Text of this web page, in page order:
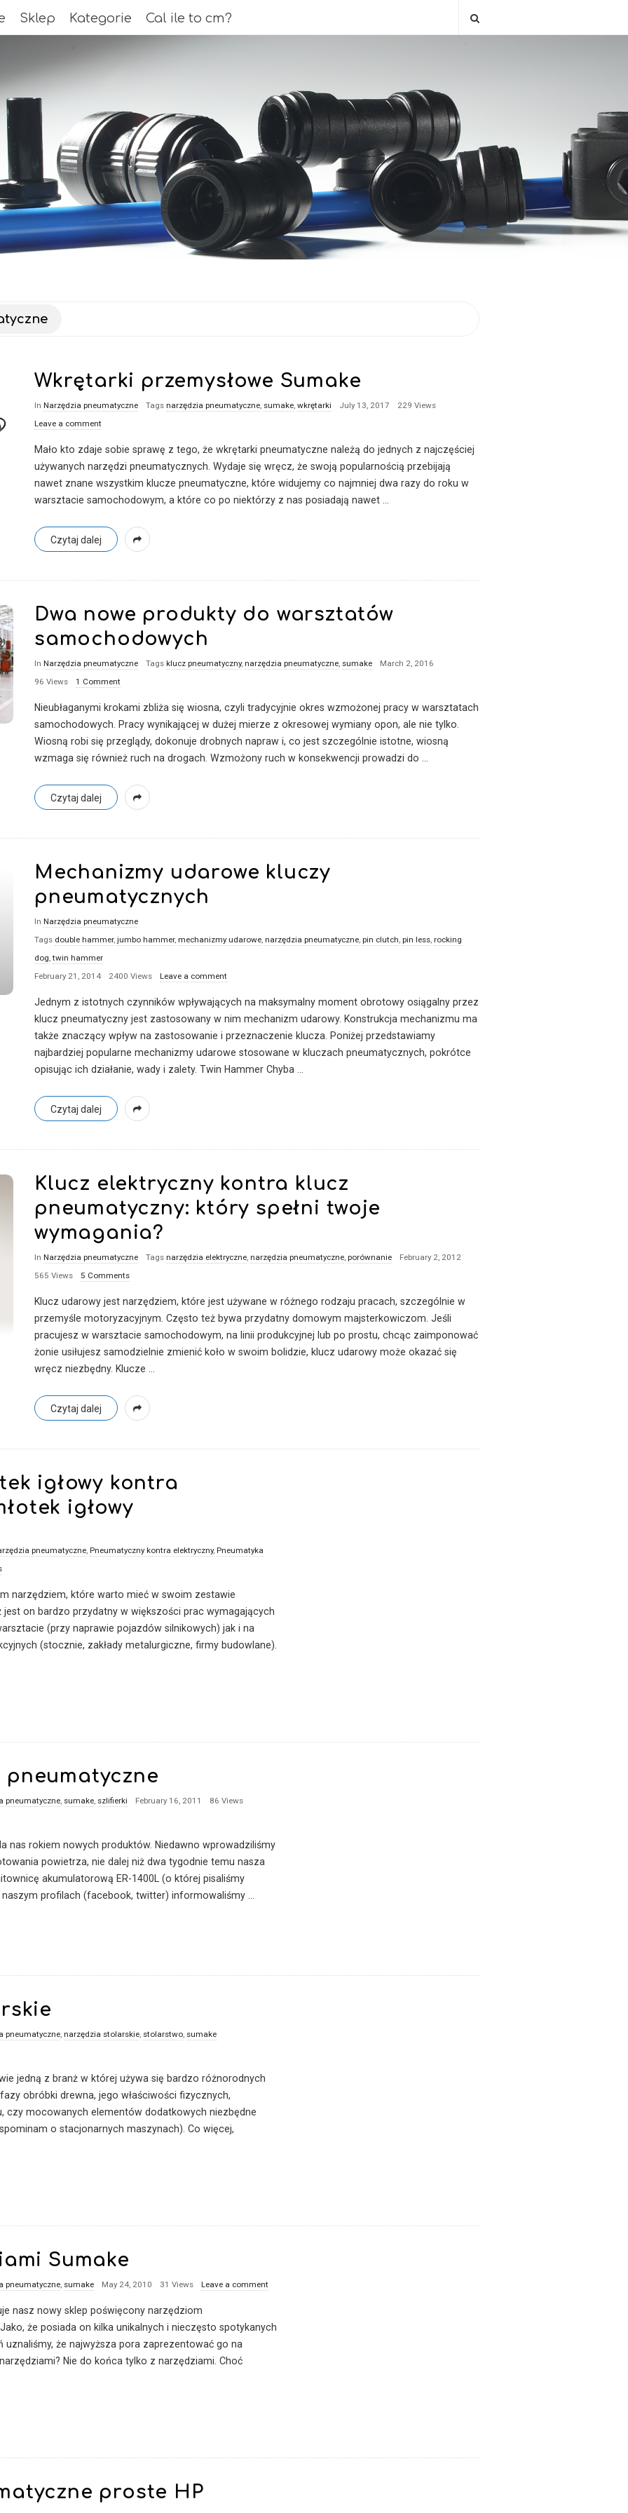
Sklep Kategorie Cal ile to cm?
Sklep Kategorie Cal ile to cm?
Wkrętarki przemysłowe Sumake
In Narzędzia pneumatyczne Tags narzędzia pneumatyczne, sumake, wkrętarki July 13, 2017
229 Views
Leave a comment
Mało kto zdaje sobie sprawę z tego, że wkrętarki pneumatyczne należą do jednych z najczęściej
używanych narzędzi pneumatycznych. Wydaje się wręcz, że swoją popularnością przebijają
nawet znane wszystkim klucze pneumatyczne, które widujemy co najmniej dwa razy do roku w
warsztacie samochodowym, a które co po niektórzy z nas posiadają nawet
Czytaj dalej
Dwa nowe produkty do warsztatów
samochodowych
In Narzędzia pneumatyczne Tags klucz pneumatyczny, narzędzia pneumatyczne, sumake
March 2, 2016
96 Views
1 Comment
Nieubłaganymi krokami zbliża się wiosna, czyli tradycyjnie okres wzmożonej pracy w warsztatach
samochodowych. Pracy wynikającej w dużej mierze z okresowej wymiany opon, ale nie tylko.
Wiosną robi się przeglądy, dokonuje drobnych napraw i, co jest szczególnie istotne, wiosną
wzmaga się również ruch na drogach. Wzmożony ruch w konsekwencji prowadzi do
Czytaj dalej
Mechanizmy udarowe kluczy
pneumatycznych
In Narzędzia pneumatyczne
Tags double hammer, jumbo hammer, mechanizmy udarowe, narzędzia pneumatyczne, pin clutch, pin less, rocking
dog,twin hammer
February 21, 2014
2400 Views Leave a comment
Jednym z istotnych czynników wpływających na maksymalny moment obrotowy osiągalny przez
klucz pneumatyczny jest zastosowany w nim mechanizm udarowy. Konstrukcja mechanizmu ma
także znaczący wpływ na zastosowanie i przeznaczenie klucza. Poniżej przedstawiamy
najbardziej popularne mechanizmy udarowe stosowane w kluczach pneumatycznych, pokrótce
opisując ich działanie, wady i zalety. Twin Hammer Chyba
Czytaj dalej
Klucz elektryczny kontra klucz
pneumatyczny: który spełni twoje
wymagania?
In Narzędzia pneumatyczne Tags narzędzia elektryczne, narzędzia pneumatyczne, porównanie
February 2, 2012
565 Views
5 Comments
Klucz udarowy jest narzędziem, które jest używane w różnego rodzaju pracach, szczególnie w
przemyśle motoryzacyjnym. Często też bywa przydatny domowym majsterkowiczom. Jeśli
pracujesz w warsztacie samochodowym, na linii produkcyjnej lub po prostu, chcąc zaimponować
żonie usiłujesz samodzielnie zmienić koło w swoim bolidzie, klucz udarowy może okazać się
wręcz niezbędny. Klucze
Czytaj dalej
igłowy kontra
igłowy
pneumatyczne, Pneumatyczny kontra elektryczny, Pneumatyka
narzędziem, które warto mieć w swoim zestawie
on bardzo przydatny w większości prac wymagających
(przy naprawie pojazdów silnikowych) jak i na
(stocznie, zakłady metalurgiczne, firmy budowlane).
pneumatyczne
pneumatyczne, sumake, szlifierki February 16, 2011
86 Views
nas rokiem nowych produktów. Niedawno wprowadziliśmy
powietrza, nie dalej niż dwa tygodnie temu nasza
akumulatorową ER-1400L (o której pisaliśmy
profilach (facebook, twitter) informowaliśmy
pneumatyczne, narzędzia stolarskie, stolarstwo, sumake
jedną z branż w której używa się bardzo różnorodnych
obróbki drewna, jego właściwości fizycznych,
czy mocowanych elementów dodatkowych niezbędne
o stacjonarnych maszynach). Co więcej,
Sumake
pneumatyczne, sumake May 24, 2010 31 Views Leave a comment
nasz nowy sklep poświęcony narzędziom
że posiada on kilka unikalnych i nieczęsto spotykanych
że najwyższa pora zaprezentować go na
Nie do końca tylko z narzędziami. Choć
proste HP